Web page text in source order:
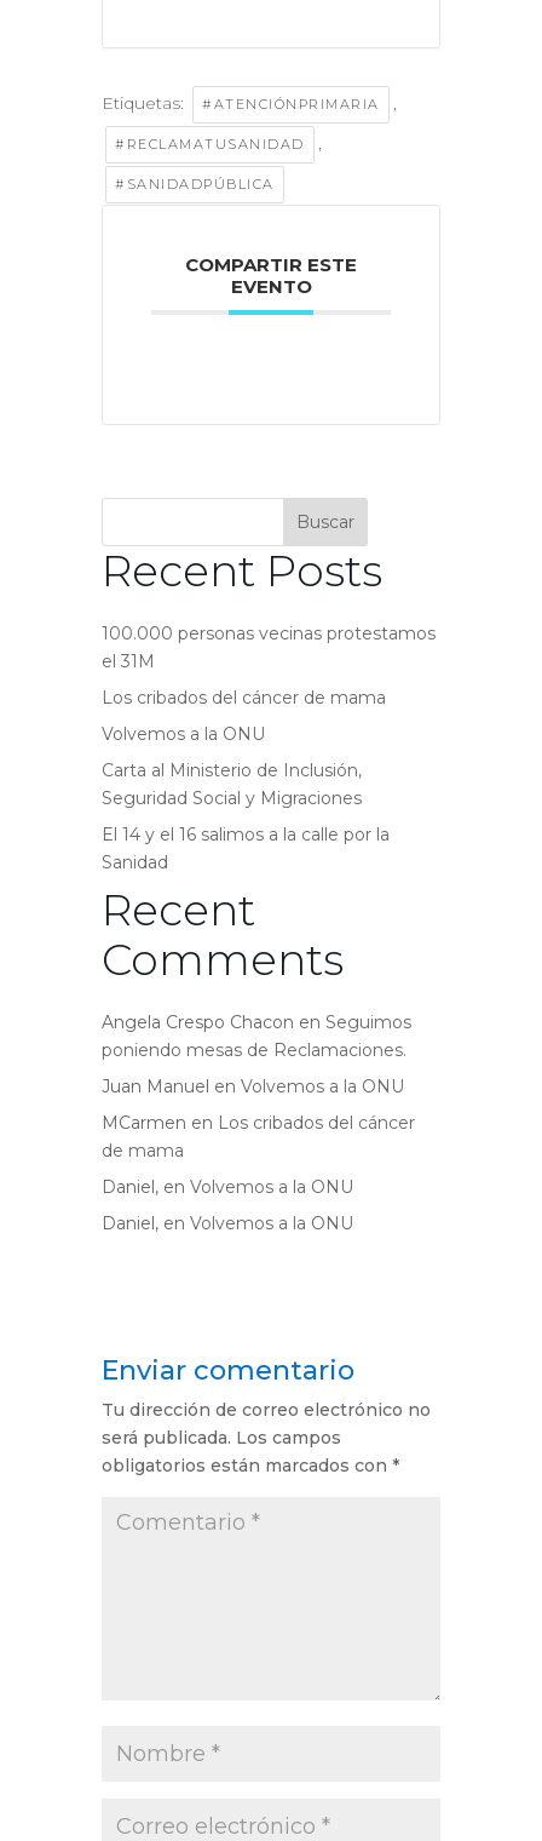
Etiquetas: #ATENCIÓNPRIMARIA ,
#RECLAMATUSANIDAD ,
#SANIDADPÚBLICA
COMPARTIR ESTE
EVENTO
Buscar
Recent Posts
100.000 personas vecinas protestamos
el 31M
Los cribados del cáncer de mama
Volvemos a la ONU
Carta al Ministerio de Inclusión,
Seguridad Social y Migraciones
El 14 y el 16 salimos a la calle por la
Sanidad
Recent
Comments
Angela Crespo Chacon en Seguimos
poniendo mesas de Reclamaciones.
Juan Manuel en Volvemos a la ONU
MCarmen en Los cribados del cáncer
de mama
Daniel, en Volvemos a la ONU
Daniel, en Volvemos a la ONU
Enviar comentario
Tu dirección de correo electrónico no
será publicada. Los campos
obligatorios están marcados con *